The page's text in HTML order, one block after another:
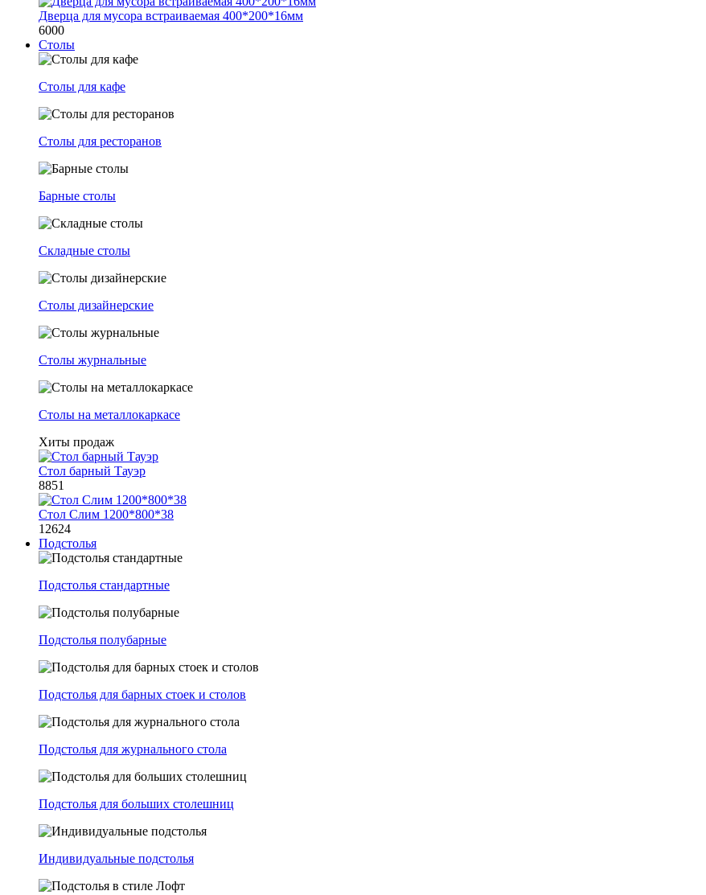
Дверца для мусора встраиваемая 400*200*16мм
6000
Столы
Столы для кафе
Столы для ресторанов
Барные столы
Складные столы
Столы дизайнерские
Столы журнальные
Столы на металлокаркасе
Хиты продаж
Стол барный Тауэр
8851
Стол Слим 1200*800*38
12624
Подстолья
Подстолья стандартные
Подстолья полубарные
Подстолья для барных стоек и столов
Подстолья для журнального стола
Подстолья для больших столешниц
Индивидуальные подстолья